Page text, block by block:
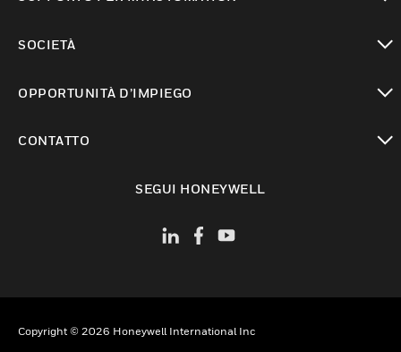
SOCIETÀ
OPPORTUNITÀ D’IMPIEGO
CONTATTO
SEGUI HONEYWELL
Copyright © 2026 Honeywell International Inc